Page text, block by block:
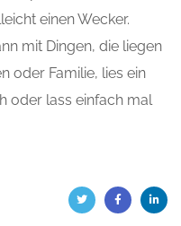
einen Wecker.
mit Dingen, die liegen
oder Familie, lies ein
oder lass einfach mal